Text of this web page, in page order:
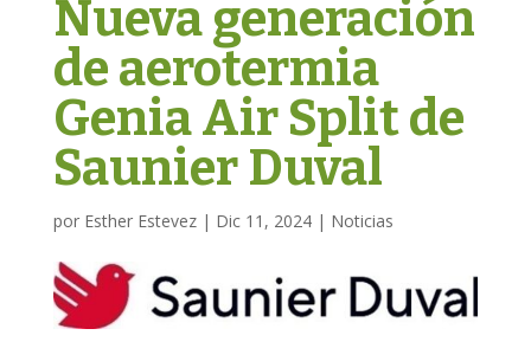
Nueva generación
de aerotermia
Genia Air Split de
Saunier Duval
por Esther Estevez| Dic 11, 2024| Noticias